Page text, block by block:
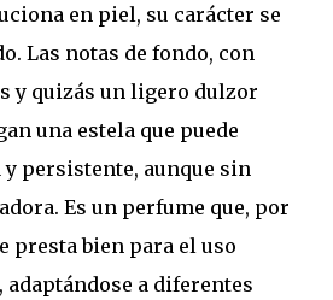
en piel, su carácter se
Las notas de fondo, con
y quizás un ligero dulzor
una estela que puede
persistente, aunque sin
Es un perfume que, por
presta bien para el uso
a diferentes